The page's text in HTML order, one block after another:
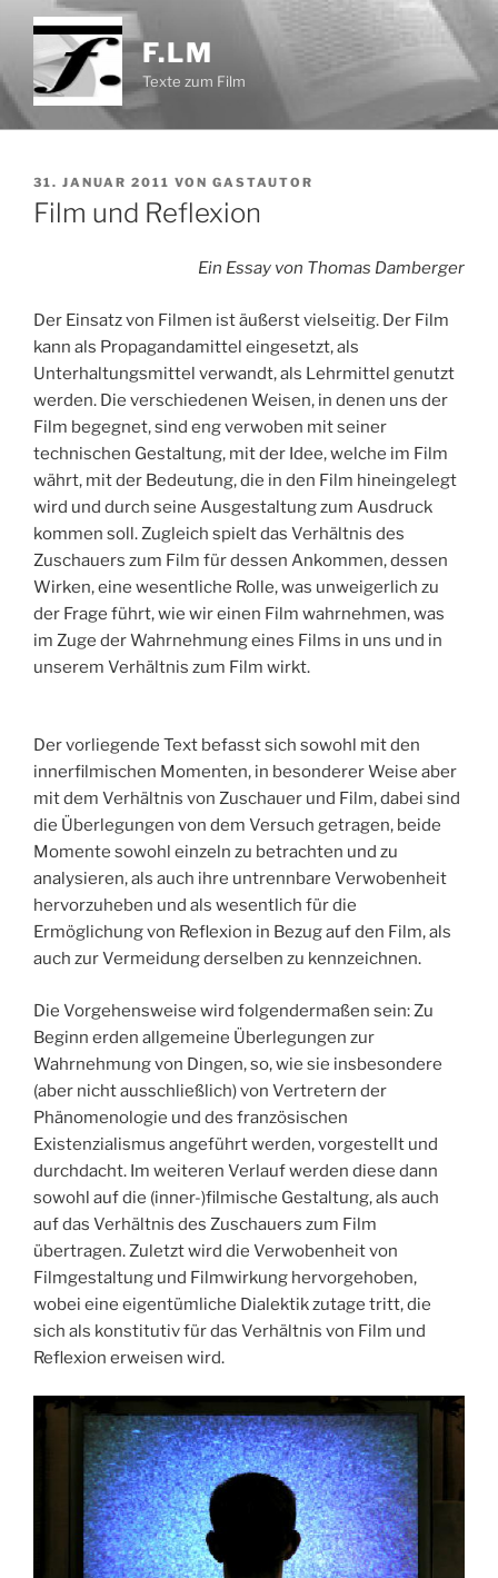
Zum
Inhalt
springen
F.LM
Texte zum Film
VERÖFFENTLICHT
AM
31. JANUAR 2011 VON GASTAUTOR
Film und Reflexion
Ein Essay von Thomas Damberger
Der Einsatz von Filmen ist äußerst vielseitig. Der Film
kann als Propagandamittel eingesetzt, als
Unterhaltungsmittel verwandt, als Lehrmittel genutzt
werden. Die verschiedenen Weisen, in denen uns der
Film begegnet, sind eng verwoben mit seiner
technischen Gestaltung, mit der Idee, welche im Film
währt, mit der Bedeutung, die in den Film hineingelegt
wird und durch seine Ausgestaltung zum Ausdruck
kommen soll. Zugleich spielt das Verhältnis des
Zuschauers zum Film für dessen Ankommen, dessen
Wirken, eine wesentliche Rolle, was unweigerlich zu
der Frage führt, wie wir einen Film wahrnehmen, was
im Zuge der Wahrnehmung eines Films in uns und in
unserem Verhältnis zum Film wirkt.
Der vorliegende Text befasst sich sowohl mit den
innerfilmischen Momenten, in besonderer Weise aber
mit dem Verhältnis von Zuschauer und Film, dabei sind
die Überlegungen von dem Versuch getragen, beide
Momente sowohl einzeln zu betrachten und zu
analysieren, als auch ihre untrennbare Verwobenheit
hervorzuheben und als wesentlich für die
Ermöglichung von Reflexion in Bezug auf den Film, als
auch zur Vermeidung derselben zu kennzeichnen.
Die Vorgehensweise wird folgendermaßen sein: Zu
Beginn erden allgemeine Überlegungen zur
Wahrnehmung von Dingen, so, wie sie insbesondere
(aber nicht ausschließlich) von Vertretern der
Phänomenologie und des französischen
Existenzialismus angeführt werden, vorgestellt und
durchdacht. Im weiteren Verlauf werden diese dann
sowohl auf die (inner-)filmische Gestaltung, als auch
auf das Verhältnis des Zuschauers zum Film
übertragen. Zuletzt wird die Verwobenheit von
Filmgestaltung und Filmwirkung hervorgehoben,
wobei eine eigentümliche Dialektik zutage tritt, die
sich als konstitutiv für das Verhältnis von Film und
Reflexion erweisen wird.